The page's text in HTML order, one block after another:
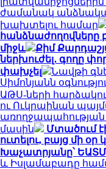
ժամանակ
խախտելու համար
հանձնաժողովները
միջև
Քիմ
ներխուժել․ գողը
փախչել
Նավթի
Սիմոնյանն
ԱԹՍ-ների
ու Ուկրաինան
առողջապահության
մասին
Մտածում
ուտելու, բայց մի
Խաչատրյանը՝
և Իսլամաբադը